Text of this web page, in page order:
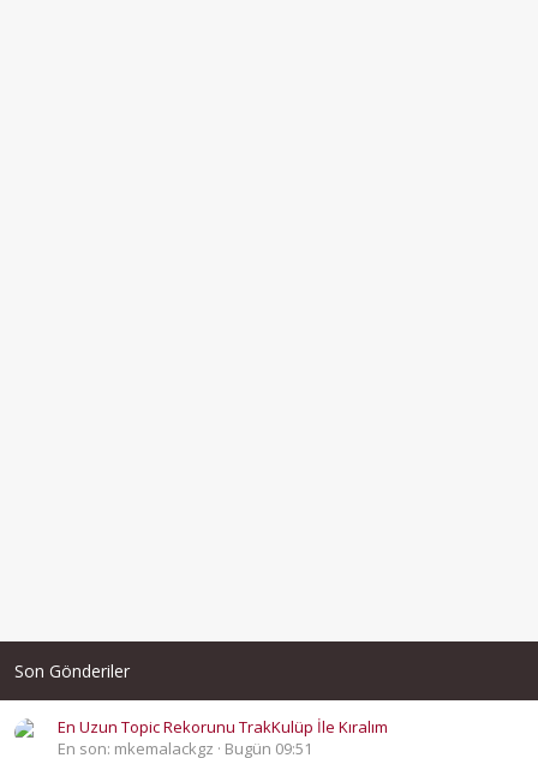
Son Gönderiler
En Uzun Topic Rekorunu TrakKulüp İle Kıralım
En son: mkemalackgz
Bugün 09:51